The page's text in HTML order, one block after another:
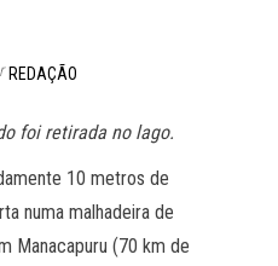
REDAÇÃO
foi retirada no lago.
10 metros de
numa malhadeira de
Manacapuru (70 km de